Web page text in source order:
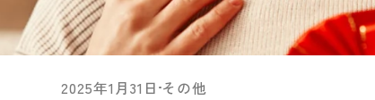
2025年1月31日その他